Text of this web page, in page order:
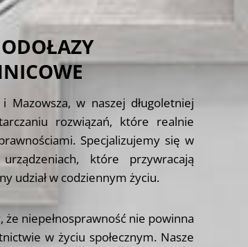
Mazowsza, w naszej długoletniej
rozwiązań, które realnie
Specjalizujemy się w
które przywracają
udział w codziennym życiu.
niepełnosprawność nie powinna
w życiu społecznym. Nasze